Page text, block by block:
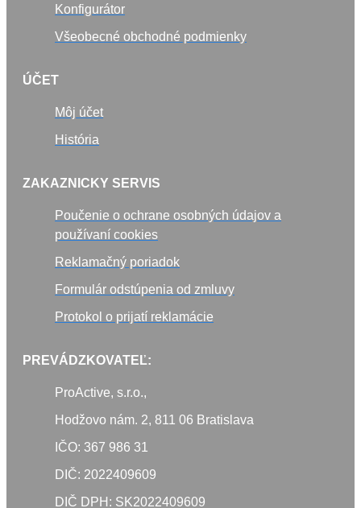
Konfigurátor
Všeobecné obchodné podmienky
ÚČET
Môj účet
História
ZAKAZNICKY SERVIS
Poučenie o ochrane osobných údajov a
používaní cookies
Reklamačný poriadok
Formulár odstúpenia od zmluvy
Protokol o prijatí reklamácie
PREVÁDZKOVATEĽ:
ProActive, s.r.o.,
Hodžovo nám. 2, 811 06 Bratislava
IČO: 367 986 31
DIČ: 2022409609
DIČ DPH: SK2022409609